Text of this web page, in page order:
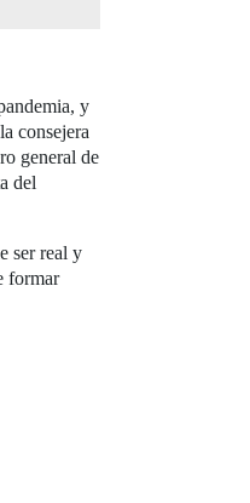
y
consejera
general de
del
ser real y
formar